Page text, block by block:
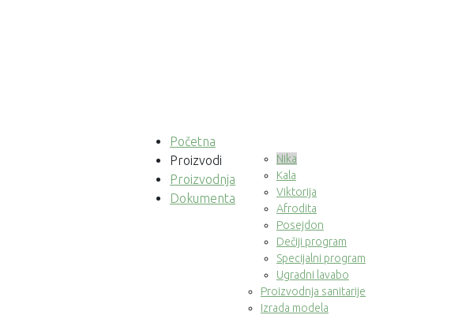
Početna
Proizvodi
Nika
Kala
Viktorija
Afrodita
Posejdon
Dečiji program
Specijalni program
Ugradni lavabo
Proizvodnja
Proizvodnja sanitarije
Izrada modela
Dokumenta